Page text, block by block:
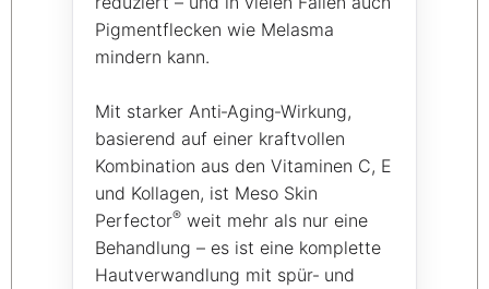
Pigmentflecken wie Melasma
mindern kann.
Mit starker Anti‑Aging‑Wirkung,
basierend auf einer kraftvollen
Kombination aus den Vitaminen C, E
und Kollagen, ist Meso Skin
Perfector® weit mehr als nur eine
Behandlung – es ist eine komplette
Hautverwandlung mit spür‑ und